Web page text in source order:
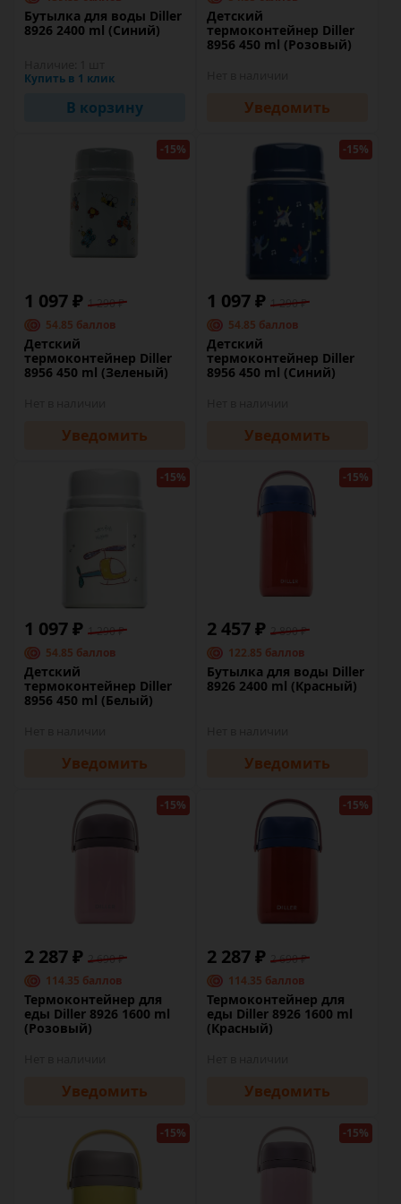
Бутылка для воды Diller
8926 2400 ml (Синий)
Купить в 1 клик
В корзину
Детский
термоконтейнер Diller
8956 450 ml (Розовый)
Уведомить
-15%
1 097 ₽ 1 290 ₽
54.85 баллов
Детский
термоконтейнер Diller
8956 450 ml (Зеленый)
Уведомить
-15%
1 097 ₽ 1 290 ₽
54.85 баллов
Детский
термоконтейнер Diller
8956 450 ml (Синий)
Уведомить
-15%
1 097 ₽ 1 290 ₽
54.85 баллов
Детский
термоконтейнер Diller
8956 450 ml (Белый)
Уведомить
-15%
2 457 ₽ 2 890 ₽
122.85 баллов
Бутылка для воды Diller
8926 2400 ml (Красный)
Уведомить
-15%
2 287 ₽ 2 690 ₽
114.35 баллов
Термоконтейнер для
еды Diller 8926 1600 ml
(Розовый)
Уведомить
-15%
2 287 ₽ 2 690 ₽
114.35 баллов
Термоконтейнер для
еды Diller 8926 1600 ml
(Красный)
Уведомить
-15% -15%